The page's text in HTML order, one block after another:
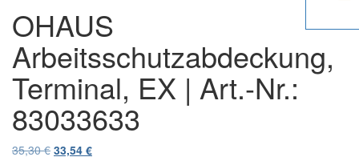
t
o
OHAUS
Arbeitsschutzabdeckung,
Terminal, EX | Art.-Nr.:
83033633
35,30€ Ursprünglicher Preis war: 35,30 €
33,54 €Aktueller Preis ist: 33,54 €.